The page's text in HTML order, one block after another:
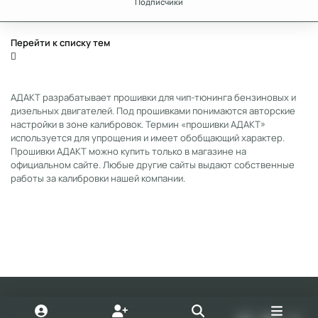
Перейти к списку тем
АДАКТ разрабатывает прошивки для чип-тюнинга бензиновых и
дизельных двигателей. Под прошивками понимаются авторские
настройки в зоне калибровок. Термин «прошивки АДАКТ»
используется для упрощения и имеет обобщающий характер.
Прошивки АДАКТ можно купить только в магазине на
официальном сайте. Любые другие сайты выдают собственные
работы за калибровки нашей компании.
Light ModeDark ModeSystem Preference